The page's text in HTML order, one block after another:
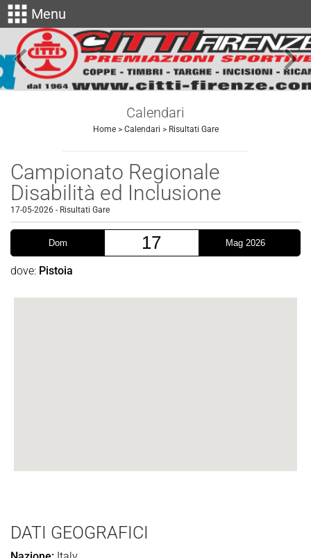
apps Menu
keyboard_arrow_left keyboard_arrow_right
Calendari
Home> Calendari > Risultati Gare
Campionato Regionale
Disabilità ed Inclusione
17-05-2026 - Risultati Gare
Dom 17 Mag 2026
dove: Pistoia
DATI GEOGRAFICI